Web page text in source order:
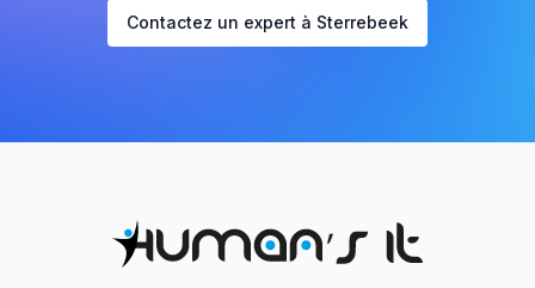
Contactez un expert à Sterrebeek